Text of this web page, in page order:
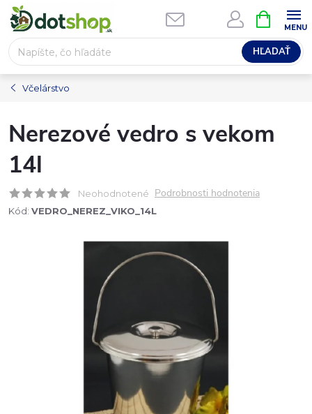
Prejsť
na
obsah
HĽADAŤ
KOŠÍK
Včelárstvo
Nerezové vedro s vekom
14l
Neohodnotené Podrobnosti hodnotenia
Kód: VEDRO_NEREZ_VIKO_14L